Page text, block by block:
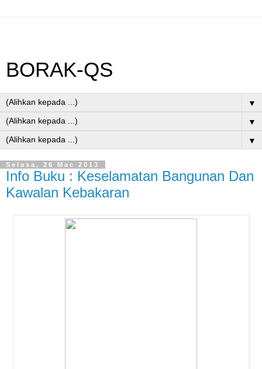
BORAK-QS
▼
▼
▼
Selasa, 26 Mac 2013
Info Buku : Keselamatan Bangunan Dan
Kawalan Kebakaran